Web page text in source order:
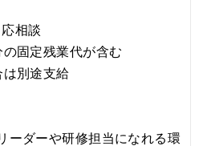
相談
固定残業代が含む
別途支給
ーダーや研修担当になれる環